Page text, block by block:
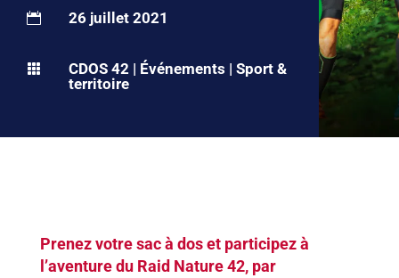
 26 juillet 2021
 CDOS 42 | Événements |Sport &
territoire
Prenez votre sac à dos et participez à
l’aventure du Raid Nature 42, par